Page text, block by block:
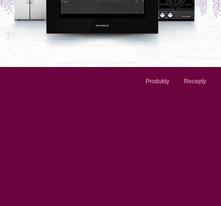
Produkty Recepty